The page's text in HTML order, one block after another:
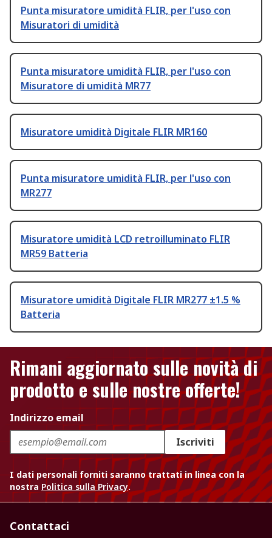
Punta misuratore umidità FLIR, per l'uso con
Misuratori di umidità
Punta misuratore umidità FLIR, per l'uso con
Misuratore di umidità MR77
Misuratore umidità Digitale FLIR MR160
Punta misuratore umidità FLIR, per l'uso con
MR277
Misuratore umidità LCD retroilluminato FLIR
MR59 Batteria
Misuratore umidità Digitale FLIR MR277 ±1.5 %
Batteria
Rimani aggiornato sulle novità di
prodotto e sulle nostre offerte!
Indirizzo email
Iscriviti
I dati personali forniti saranno trattati in linea con la
nostra Politica sulla Privacy.
Contattaci